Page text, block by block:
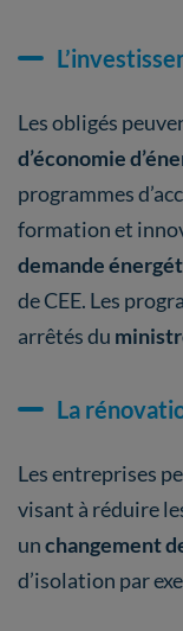
Les obligés
d’économie
programmes
formation et
demande
de CEE. Les
arrêtés du
La
Les entreprises
visant à réduire
unchangement
d’isolation par